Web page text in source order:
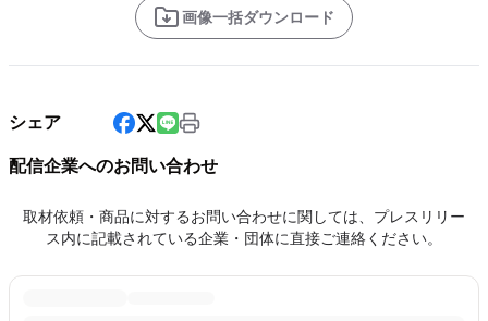
画像一括ダウンロード
シェア
配信企業へのお問い合わせ
取材依頼・商品に対するお問い合わせに関しては、プレスリリー
ス内に記載されている企業・団体に直接ご連絡ください。